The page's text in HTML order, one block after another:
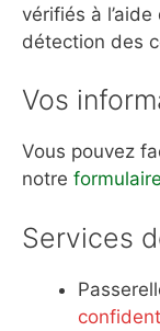
vérifiés à
détection des
Vos
Vous pouvez
notre
Services